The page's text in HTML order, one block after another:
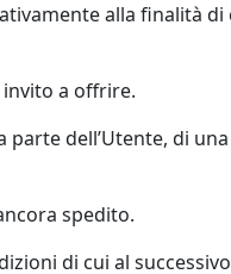
alla finalità di
a offrire.
dell’Utente, di
spedito.
di cui al